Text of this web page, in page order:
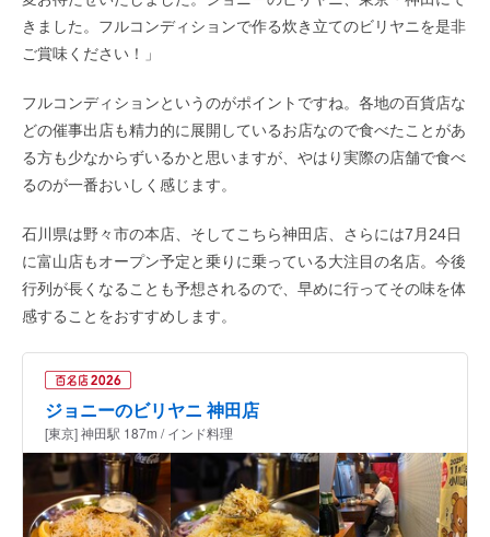
きました。フルコンディションで作る炊き立てのビリヤニを是非
ご賞味ください！」
フルコンディションというのがポイントですね。各地の百貨店な
どの催事出店も精力的に展開しているお店なので食べたことがあ
る方も少なからずいるかと思いますが、やはり実際の店舗で食べ
るのが一番おいしく感じます。
石川県は野々市の本店、そしてこちら神田店、さらには7月24日
に富山店もオープン予定と乗りに乗っている大注目の名店。今後
行列が長くなることも予想されるので、早めに行ってその味を体
感することをおすすめします。
ジョニーのビリヤニ 神田店
[東京] 神田駅 187m / インド料理